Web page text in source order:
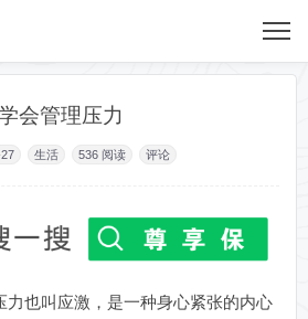
会管理压力
生活 536 阅读 评论
力也叫应激，是一种身心紧张的内心